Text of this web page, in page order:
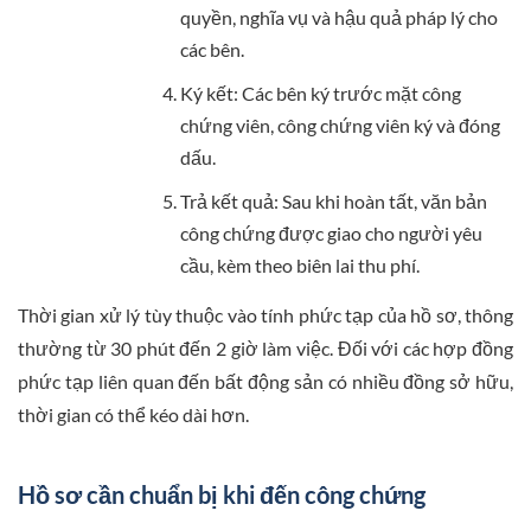
quyền, nghĩa vụ và hậu quả pháp lý cho
các bên.
Ký kết: Các bên ký trước mặt công
chứng viên, công chứng viên ký và đóng
dấu.
Trả kết quả: Sau khi hoàn tất, văn bản
công chứng được giao cho người yêu
cầu, kèm theo biên lai thu phí.
Thời gian xử lý tùy thuộc vào tính phức tạp của hồ sơ, thông
thường từ 30 phút đến 2 giờ làm việc. Đối với các hợp đồng
phức tạp liên quan đến bất động sản có nhiều đồng sở hữu,
thời gian có thể kéo dài hơn.
Hồ sơ cần chuẩn bị khi đến công chứng